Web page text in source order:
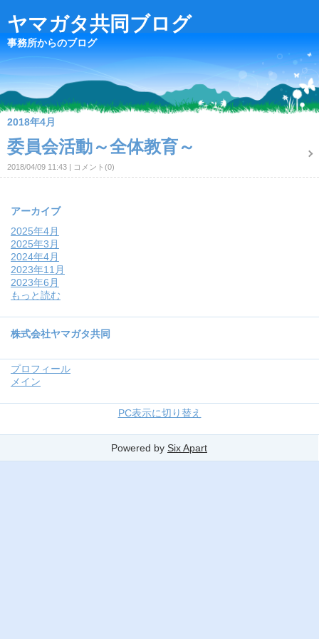
ヤマガタ共同ブログ
事務所からのブログ
2018年4月
委員会活動～全体教育～
2018/04/09 11:43 コメント(0)
アーカイブ
2025年4月
2025年3月
2024年4月
2023年11月
2023年6月
もっと読む
株式会社ヤマガタ共同
プロフィール
メイン
PC表示に切り替え
Powered by Six Apart